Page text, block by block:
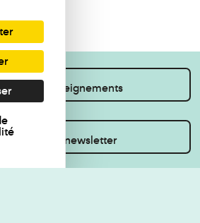
des renseignements
vous à la newsletter